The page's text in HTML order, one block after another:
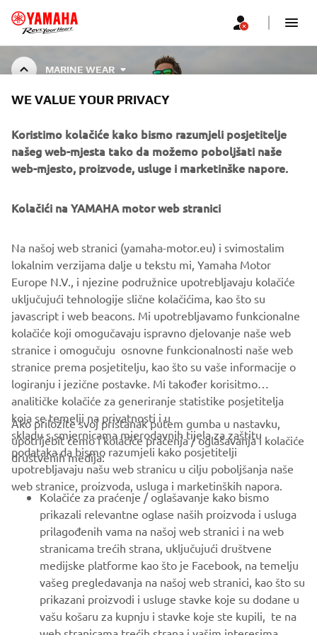
MARINE WEAR
MARINE WEAR
MORE YAMAHA
SUPPORT
BILTEN
Budite prvi koji će saznati o najnovijim ponudama, posebnim
događajima, novim izdanjima i još mnogo toga
PRETPLATITE SE
Pročitajte našu Politiku privatnosti kako biste saznali kako
obrađujemo vaše osobne podatke:Pravila o Zaštiti Privatnosti
Bosnia (Croatian)
WE VALUE YOUR PRIVACY
Koristimo kolačiće kako bismo razumjeli posjetitelje
našeg web-mjesta tako da možemo poboljšati naše
web-mjesto, proizvode, usluge i marketinške napore.
Kolačići na YAMAHA motor web stranici
Na našoj web stranici (yamaha-motor.eu) i svimostalim
lokalnim verzijama dalje u tekstu mi, Yamaha Motor
Europe N.V., i njezine podružnice upotrebljavaju kolačiće
uključujući tehnologije slične kolačićima, kao što su
javascript i web beacons. Mi upotrebljavamo funkcionalne
kolačiće koji omogučavaju ispravno djelovanje naše web
stranice i omogučuju osnovne funkcionalnosti naše web
stranice prema posjetitelju, kao što su vaše informacije o
logiranju i jezične postavke. Mi također korisitmo
analitičke kolačiće za generiranje statistike posjetitelja
koja se temelji na privatnosti i u
skladu s smjernicama mjerodavnih tijela za zaštitu
podataka da bismo razumjeli kako posjetitelji
upotrebljavaju našu web stranicu u cilju poboljšanja naše
web stranice, proizvoda, usluga i marketinških napora.
Ako priložite svoj pristanak putem gumba u nastavku,
upotrijebit ćemo i kolačiće praćenja / oglašavanja i kolačiće
društvenih medija:
Kolačiće za praćenje / oglašavanje kako bismo
prikazali relevantne oglase naših proizvoda i usluga
prilagođenih vama na našoj web stranici i na web
stranicama trećih strana, uključujući društvene
medijske platforme kao što je Facebook, na temelju
vašeg pregledavanja na našoj web stranici, kao što su
prikazani proizvodi i usluge stavke koje su dodane u
vašu košaru za kupnju i stavke koje ste kupili, te na